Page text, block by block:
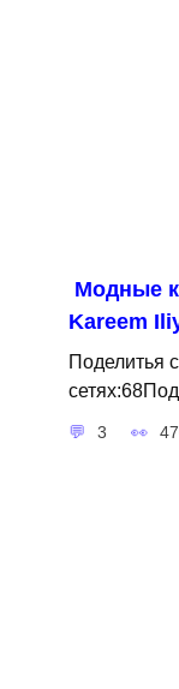
Модные
Kareem
Поделитья
3